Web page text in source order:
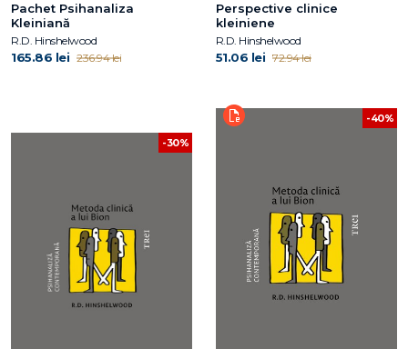
Pachet Psihanaliza
Kleiniană
R.D. Hinshelwood
165.86 lei 236.94 lei
Perspective clinice
kleiniene
R.D. Hinshelwood
51.06 lei 72.94 lei
-30%
-40%